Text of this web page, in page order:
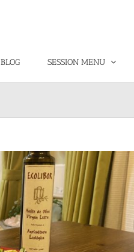
BLOG SESSION MENU